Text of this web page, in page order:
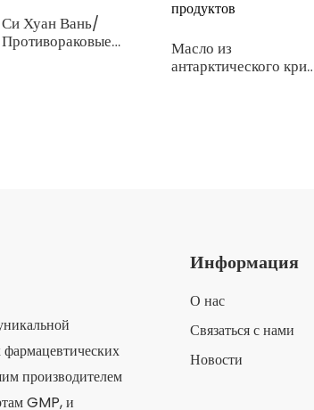
Си Хуан Вань/
Противораковые
Масло из
антарктического
производителем
GMP, и
Информация
О нас
Связаться с нами
Новости